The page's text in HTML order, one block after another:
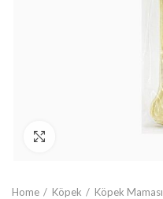
Home Köpek Köpek Maması